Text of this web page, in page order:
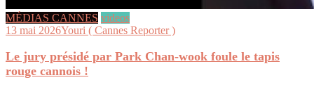
MÉDIAS CANNES videos
13 mai 2026Youri ( Cannes Reporter )
Le jury présidé par Park Chan-wook foule le tapis
rouge cannois !